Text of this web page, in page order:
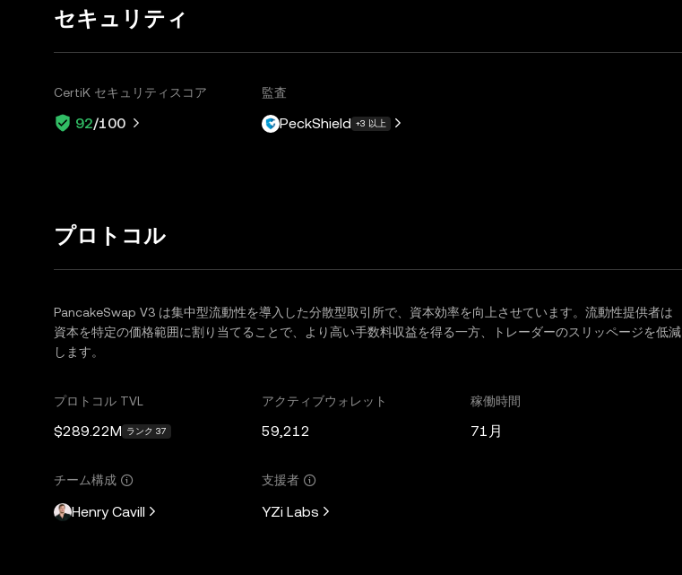
セキュリティ
CertiK セキュリティスコア
92/100
監査
PeckShield +3 以上
プロトコル
PancakeSwap V3 は集中型流動性を導入した分散型取引所で、資本効率を向上させています。流動性提供者は
資本を特定の価格範囲に割り当てることで、より高い手数料収益を得る一方、トレーダーのスリッページを低減
します。
プロトコル TVL
$289.22M ランク 37
アクティブウォレット
59,212
稼働時間
71月
チーム構成
Henry Cavill
支援者
YZi Labs